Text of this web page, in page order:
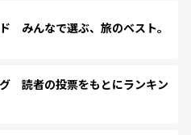
みんなで選ぶ、旅のベスト。
読者の投票をもとにランキン